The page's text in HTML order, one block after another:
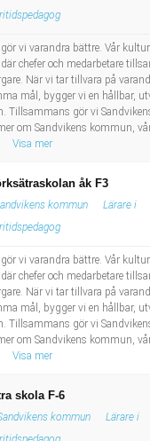
underhåll
skönhetsvård
design
arbete
arbete
renhållning
Socialpedagog
Fritidspedagog
Vårdadmin/
m.fl.
vi varandra bättre. Vår
chefer och medarbetare
När vi tar tillvara på
mål, bygger vi en hållbar,
Tillsammans gör vi
om Sandvikens kommun,
Visa mer
åk F3
kommun
Lärare i
vi varandra bättre. Vår
chefer och medarbetare
När vi tar tillvara på
mål, bygger vi en hållbar,
Tillsammans gör vi
om Sandvikens kommun,
Visa mer
skola F-6
kommun
Lärare i